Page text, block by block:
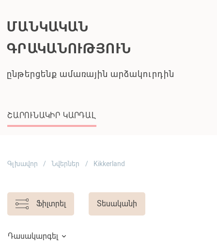
Գլխավոր Նվերներ Kikkerland
Ֆիլտրել Տեսականի
Դասակարգել